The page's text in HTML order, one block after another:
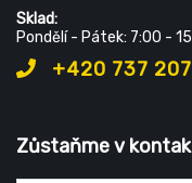
Sklad:
Pondělí - Pátek: 7:00 -
+420 737
Zůstaňme v